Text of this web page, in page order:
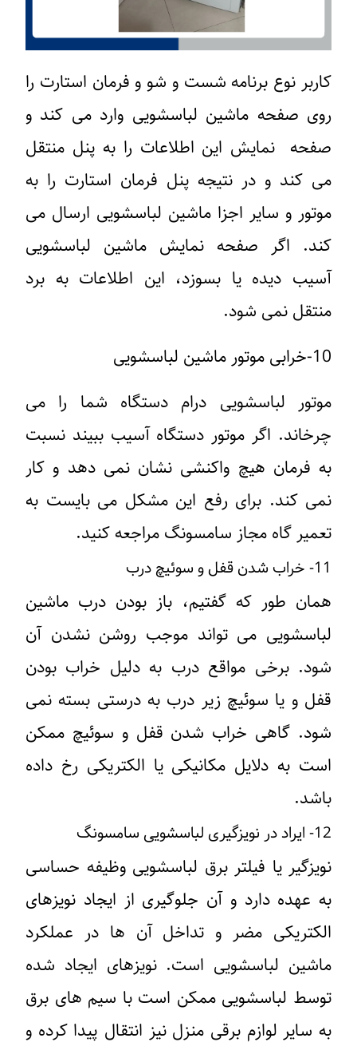
کاربر نوع برنامه شست و شو و فرمان استارت را
روی صفحه ماشین لباسشویی وارد می کند و
صفحه نمایش این اطلاعات را به پنل منتقل
می کند و در نتیجه پنل فرمان استارت را به
موتور و سایر اجزا ماشین لباسشویی ارسال می
کند. اگر صفحه نمایش ماشین لباسشویی
آسیب دیده یا بسوزد، این اطلاعات به برد
منتقل نمی شود.
10-خرابی موتور ماشین لباسشویی
موتور لباسشویی درام دستگاه شما را می
چرخاند. اگر موتور دستگاه آسیب ببیند نسبت
به فرمان هیچ واکنشی نشان نمی دهد و کار
نمی کند. برای رفع این مشکل می بایست به
تعمیر گاه مجاز سامسونگ مراجعه کنید.
11- خراب شدن قفل و سوئیچ درب
همان طور که گفتیم، باز بودن درب ماشین
لباسشویی می تواند موجب روشن نشدن آن
شود. برخی مواقع درب به دلیل خراب بودن
قفل و یا سوئیچ زیر درب به درستی بسته نمی
شود. گاهی خراب شدن قفل و سوئیچ ممکن
است به دلایل مکانیکی یا الکتریکی رخ داده
باشد.
12- ایراد در نویزگیری لباسشویی سامسونگ
نویزگیر یا فیلتر برق لباسشویی وظیفه حساسی
به عهده دارد و آن جلوگیری از ایجاد نویزهای
الکتریکی مضر و تداخل آن ها در عملکرد
ماشین لباسشویی است. نویزهای ایجاد شده
توسط لباسشویی ممکن است با سیم های برق
به سایر لوازم برقی منزل نیز انتقال پیدا کرده و